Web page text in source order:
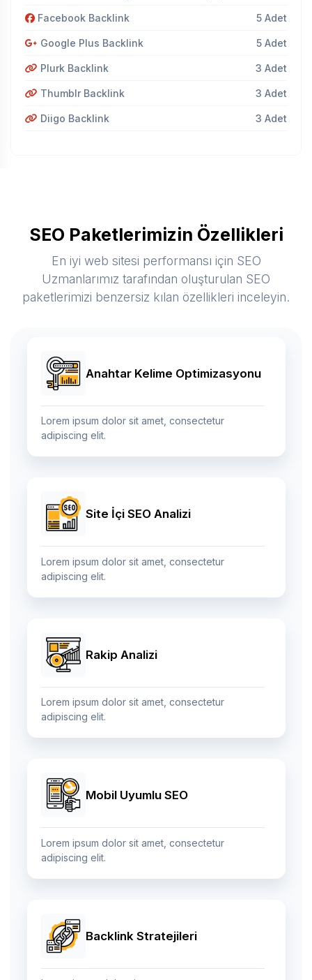
Facebook Backlink 5 Adet
Google Plus Backlink 5 Adet
Plurk Backlink 3 Adet
Thumblr Backlink 3 Adet
Diigo Backlink 3 Adet
SEO Paketlerimizin Özellikleri
En iyi web sitesi performansı için SEO
Uzmanlarımız tarafından oluşturulan SEO
paketlerimizi benzersiz kılan özellikleri inceleyin.
Anahtar Kelime Optimizasyonu
Lorem ipsum dolor sit amet, consectetur
adipiscing elit.
Site İçi SEO Analizi
Lorem ipsum dolor sit amet, consectetur
adipiscing elit.
Rakip Analizi
Lorem ipsum dolor sit amet, consectetur
adipiscing elit.
Mobil Uyumlu SEO
Lorem ipsum dolor sit amet, consectetur
adipiscing elit.
Backlink Stratejileri